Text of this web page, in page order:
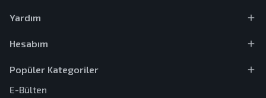
Yardım
Hesabım
Popüler Kategoriler
E-Bülten